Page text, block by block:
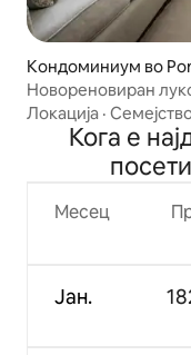
Кондоминиум во
Новореновиран
Локација ·
Кога е
Месец
Јан.